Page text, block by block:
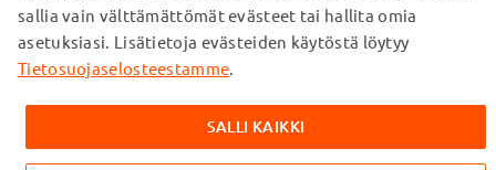
© subtel.fi 2026
Kaikki hinnat sisältävät arvonlisäveron, mutta ei
toimituskuluja. Kaikki sivuillamme mainitut tavaramerkit ovat
verkkosivuillamme ainoastaan tuotteitamme koskevan
sallia vain välttämättömät evästeet tai hallita omia
asetuksiasi. Lisätietoja evästeiden käytöstä löytyy
Tietosuojaselosteestamme.
SALLI KAIKKI